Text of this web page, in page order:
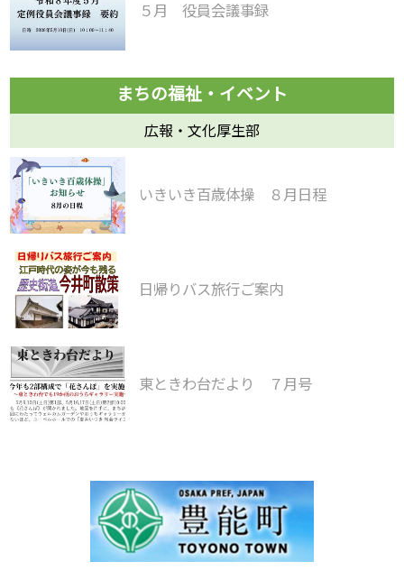
５月 役員会議事録
広報・文化厚生部
いきいき百歳体操 ８月日程
日帰りバス旅行ご案内
東ときわ台だより ７月号